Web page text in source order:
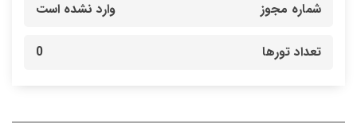
شماره مجوز وارد نشده است
تعداد تورها 0